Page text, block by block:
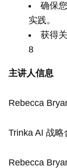
确保
实践。
获得
8
主讲人信息
Rebecca
Trinka AI 战
Rebecca